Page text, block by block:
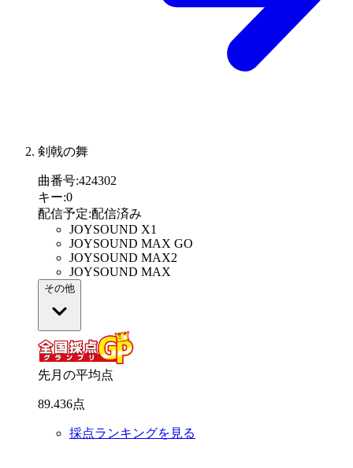
剣戟の舞
曲番号:424302
キー:0
配信予定:配信済み
JOYSOUND X1
JOYSOUND MAX GO
JOYSOUND MAX2
JOYSOUND MAX
その他
先月の平均点
89.436点
採点ランキングを見る